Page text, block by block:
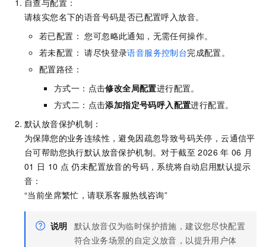
自查与配置：
请核实您名下的语音号码是否已配置呼入放音。
若已配置： 您可忽略此通知，无需任何操作。
若未配置： 请尽快登录语音服务控制台完成配置。
配置路径：
方式一：点击修改全局配置进行配置。
方式二：点击添加指定号码呼入配置进行配置。
默认放音保护机制：
为保障您的业务连续性，避免因疏忽导致号码关停，云通信平
台可帮助您执行默认放音保护机制。对于截至 2026 年 06 月
01 日 10 点 仍未配置放音的号码，系统将自动启用默认提示
音：
“当前坐席繁忙，请联系客服热线咨询”
说明 默认放音仅为临时保护措施，建议您尽快配置
符合业务场景的自定义放音，以提升用户体